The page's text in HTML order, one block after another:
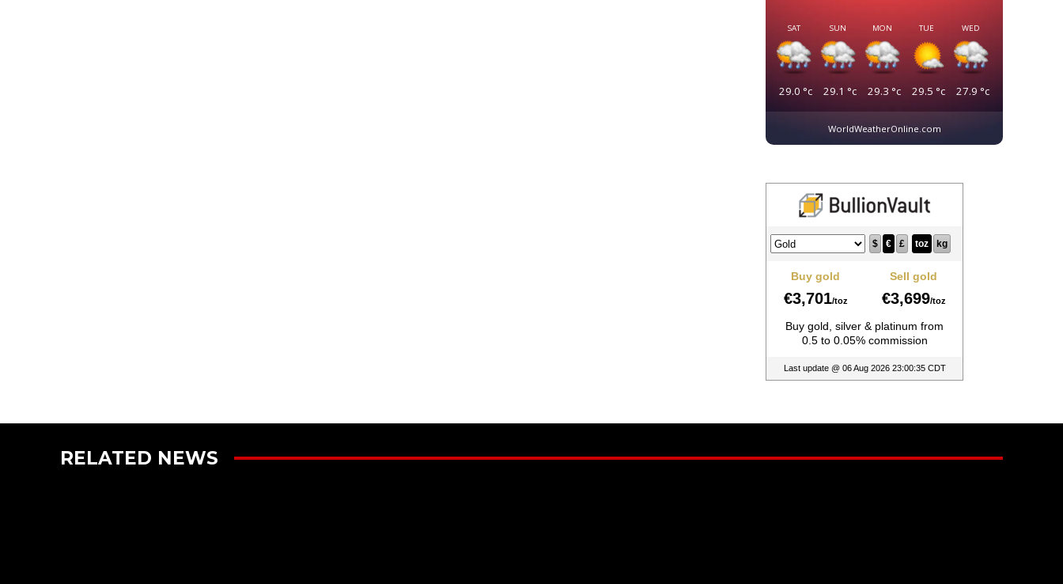
SAT
29.0 °c
SUN
29.1 °c
MON
29.3 °c
TUE
29.5 °c
WED
27.9 °c
WorldWeatherOnline.com
RELATED NEWS